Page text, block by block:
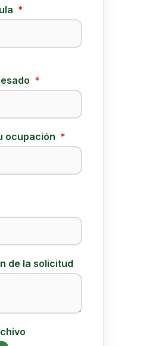
*
*
ocupación *
de la solicitud